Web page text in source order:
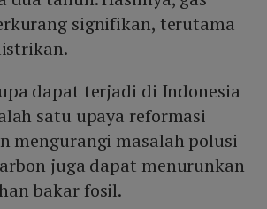
signifikan, terutama
dapat terjadi di Indonesia
satu upaya reformasi
mengurangi masalah polusi
juga dapat menurunkan
bakar fosil.